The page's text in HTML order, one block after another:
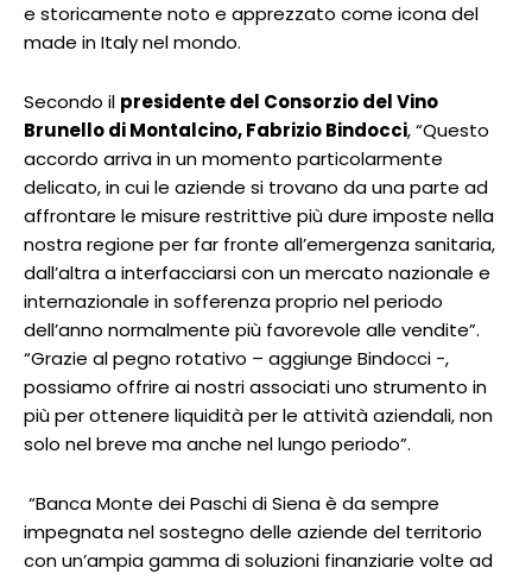
e storicamente noto e apprezzato come icona del
made in Italy nel mondo.
Secondo il presidente del Consorzio del Vino
Brunello di Montalcino, Fabrizio Bindocci, “Questo
accordo arriva in un momento particolarmente
delicato, in cui le aziende si trovano da una parte ad
affrontare le misure restrittive più dure imposte nella
nostra regione per far fronte all’emergenza sanitaria,
dall’altra a interfacciarsi con un mercato nazionale e
internazionale in sofferenza proprio nel periodo
dell’anno normalmente più favorevole alle vendite”.
“Grazie al pegno rotativo – aggiunge Bindocci -,
possiamo offrire ai nostri associati uno strumento in
più per ottenere liquidità per le attività aziendali, non
solo nel breve ma anche nel lungo periodo”.
“Banca Monte dei Paschi di Siena è da sempre
impegnata nel sostegno delle aziende del territorio
con un’ampia gamma di soluzioni finanziarie volte ad